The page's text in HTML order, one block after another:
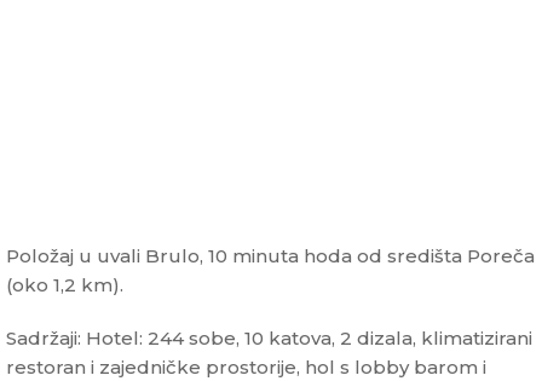
Položaj u uvali Brulo, 10 minuta hoda od središta Poreča
(oko 1,2 km).
Sadržaji: Hotel: 244 sobe, 10 katova, 2 dizala, klimatizirani
restoran i zajedničke prostorije, hol s lobby barom i